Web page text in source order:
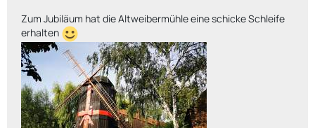
Zum Jubiläum hat die Altweibermühle eine schicke Schleife
erhalten